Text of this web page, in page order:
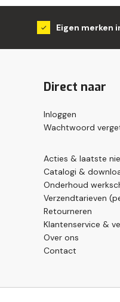
Eigen merken
Direct naar
Inloggen
Wachtwoord
Acties & laatste
Catalogi &
Onderhoud
Verzendtarieven
Retourneren
Klantenservice &
Over ons
Contact